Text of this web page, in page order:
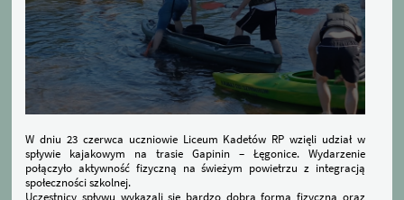
​W dniu 23 czerwca uczniowie Liceum Kadetów RP wzięli udział w
spływie kajakowym na trasie Gapinin – Łęgonice. Wydarzenie
połączyło aktywność fizyczną na świeżym powietrzu z integracją
społeczności szkolnej.